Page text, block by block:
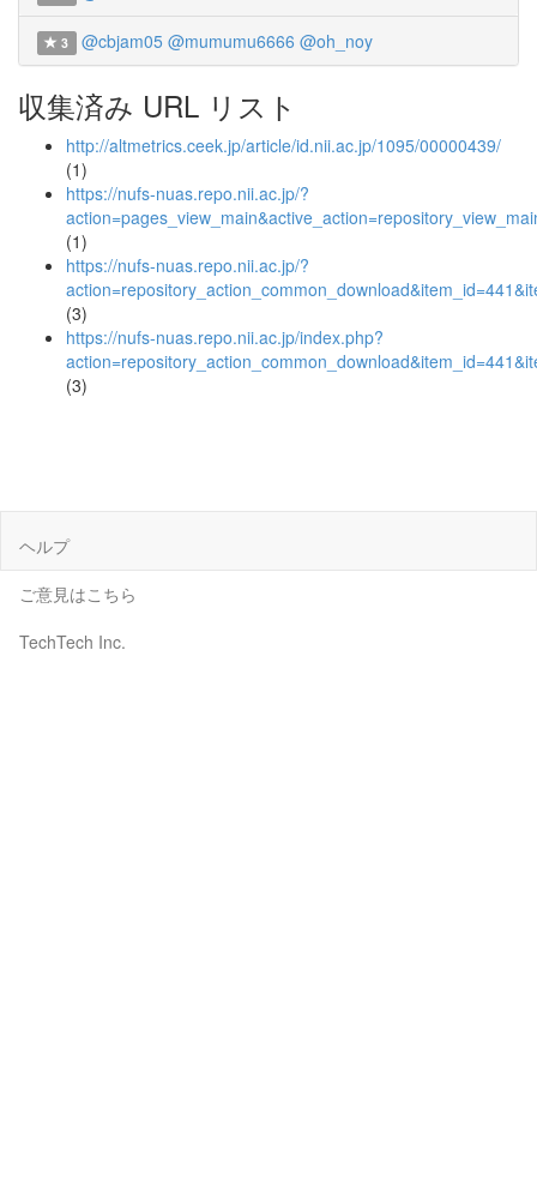
3 @cbjam05 @mumumu6666 @oh_noy
収集済み URL リスト
http://altmetrics.ceek.jp/article/id.nii.ac.jp/1095/00000439/
(1)
https://nufs-nuas.repo.nii.ac.jp/?
(1)
https://nufs-nuas.repo.nii.ac.jp/?
(3)
https://nufs-nuas.repo.nii.ac.jp/index.php?
(3)
ヘルプ
ご意見はこちら
TechTech Inc.